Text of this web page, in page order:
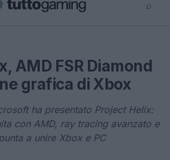
⌕
AMD FSR Diamond
grafica di Xbox
ha presentato Project Helix:
con AMD, ray tracing avanzato e
a unire Xbox e PC